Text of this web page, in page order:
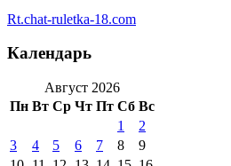
Rt.chat-ruletka-18.com
Календарь
Август 2026
Пн Вт Ср Чт Пт Сб Вс
1
2
3
4 5 6 7 8
9